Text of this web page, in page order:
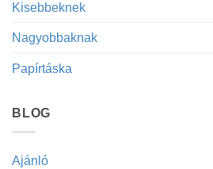
Kisebbeknek
Nagyobbaknak
Papírtáska
BLOG
Ajánló